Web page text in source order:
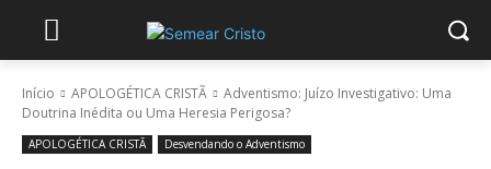
Início APOLOGÉTICA CRISTÃ
Adventismo: Juízo Investigativo: Uma
Doutrina Inédita ou Uma Heresia Perigosa?
APOLOGÉTICA CRISTÃ Desvendando o Adventismo